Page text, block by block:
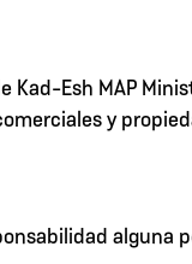
Esh MAP
y
alguna